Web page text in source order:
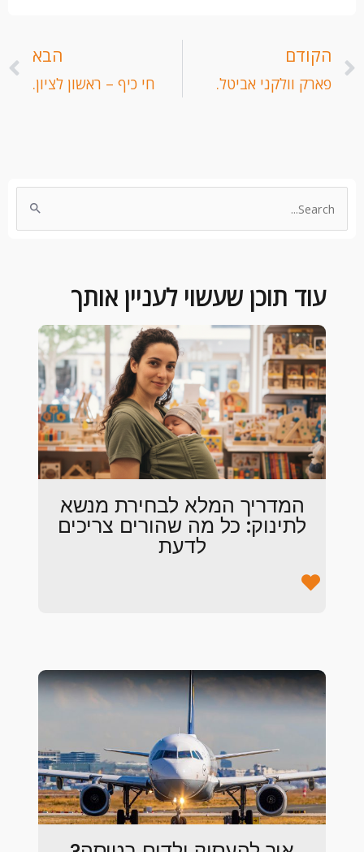
הקודם
פארק וולקני אביטל.
הבא
חי כיף – ראשון לציון.
Search
for:
עוד תוכן שעשוי לעניין אותך
המדריך המלא לבחירת מנשא
לתינוק: כל מה שהורים צריכים
לדעת